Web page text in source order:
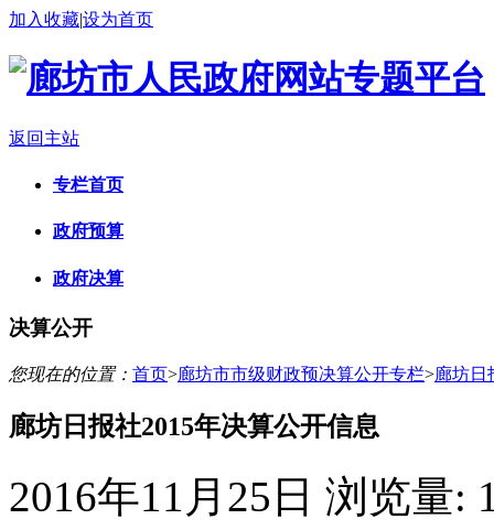
加入收藏|设为首页
返回主站
专栏首页
政府预算
政府决算
决算公开
您现在的位置： 首页>廊坊市市级财政预决算公开专栏>廊坊日
廊坊日报社2015年决算公开信息
2016年11月25日 浏览量: